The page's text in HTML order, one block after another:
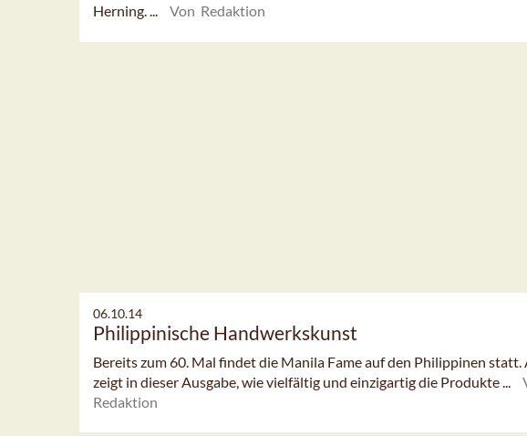
Herning. ...
Von Redaktion
06.10.14
Philippinische Handwerkskunst
Bereits zum 60. Mal findet die Manila Fame auf den Philippinen statt.
zeigt in dieser Ausgabe, wie vielfältig und einzigartig die Produkte ...
Redaktion